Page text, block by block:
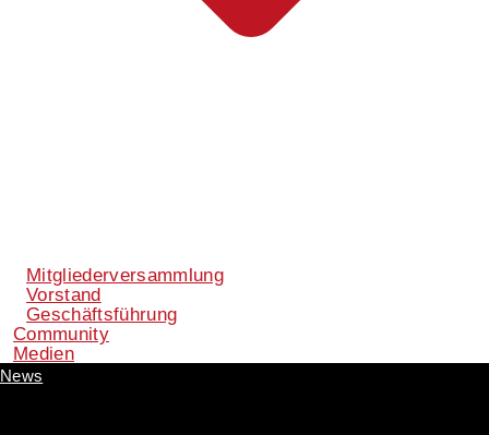
Mitgliederversammlung
Vorstand
Geschäftsführung
Community
Medien
News